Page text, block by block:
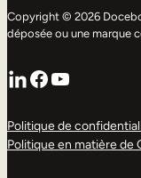
Copyright © 2026
déposée ou une marque
LinkedIn
Facebook
YouTube
Politique de
Politique en matière de